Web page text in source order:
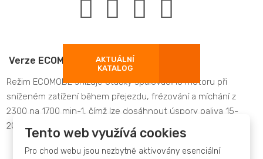
Verze ECOMODE
Režim ECOMODE snižuje otáčky spalovacího motoru při
sníženém zatížení během přejezdu, frézování a míchání z
2300 na 1700 min-1, čímž lze dosáhnout úspory paliva 15-
20%.
Nápravy Carraro 26.32 Heavy Duty, každá s únosností
AKTUÁLNÍ
KATALOG
© 2026 DAGROS, s.r.o. - všechna práva vyhrazena
VytvořilaeBRÁNA
Tento web využívá cookies
Pro chod webu jsou nezbytně aktivovány esenciální